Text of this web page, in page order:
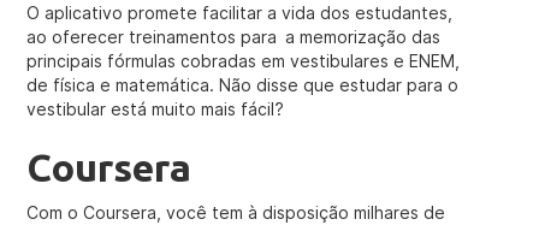
O aplicativo promete facilitar a vida dos estudantes,
ao oferecer treinamentos para a memorização das
principais fórmulas cobradas em vestibulares e ENEM,
de física e matemática. Não disse que estudar para o
vestibular está muito mais fácil?
Coursera
Com o Coursera, você tem à disposição milhares de